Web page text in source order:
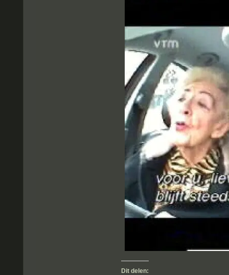
Dit delen: